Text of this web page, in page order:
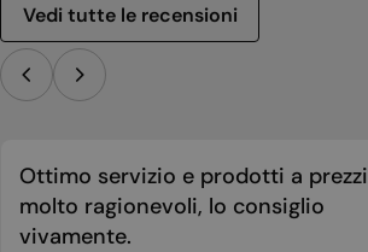
Vedi tutte le recensioni
Ottimo servizio e prodotti a prezzi
molto ragionevoli, lo consiglio
vivamente.